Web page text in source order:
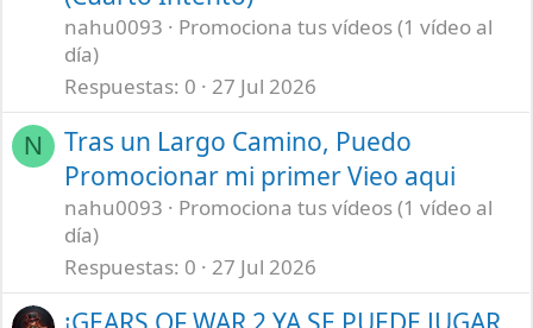
nahu0093
Promociona tus vídeos (1 vídeo al
día)
Respuestas 0 27 Jul 2026
N
Tras un Largo Camino, Puedo
Promocionar mi primer Vieo aqui
nahu0093
Promociona tus vídeos (1 vídeo al
día)
Respuestas 0 27 Jul 2026